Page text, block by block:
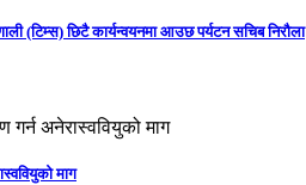
(टिम्स) छिटै कार्यन्वयनमा आउछ पर्यटन सचिब निरौला
माग